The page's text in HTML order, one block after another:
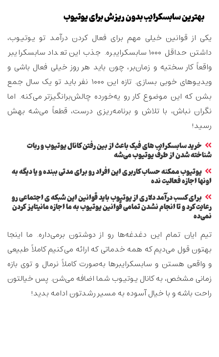
بهترین سابسکرایب بدون ریزش برای یوتیوب
یکی از قوانین خیلی مهم برای فعال کردن درآمد تو یوتیوب،
داشتن حداقل ۱۰۰۰ سابسکرایبره. جذب این تعداد سابسکرایبر
واقعاً کار سختیه و زمان‌بر، چون باید هر روز خیلی فعال باشی و
ویدیوهای خوبی بسازی. تازه این ۱۰۰۰ نفر باید تو یک سال جمع
بشن که این موضوع کار رو یه‌خورده چالش‌برانگیزتر می‌کنه. اما
نگران نباش، با تلاش و برنامه‌ریزی درست، قطعاً می‌شه بهش
رسید!
خرید سابسکرایب های فیک باعث از بین رفتن کانال یوتیوب و ربات
شناخته شدن از طرف یوتیوب می‌شه
یوتیوب ممکنه حساب کاربری این افراد رو برای مدتی ببنده و یا دیگه به
اونها اجازه فعالیت نده
برای کسب درآمد دلاری از یوتیوب باید قوانین این شبکه ی اجتماعی رو
رعایت کرد و تا انجام نشدن تمامی قوانین یوتیوب به ما اجازه مانیتایز کردن
نمی‌ده
تیم ایان تمام این دغدغه‌ها رو از دوشتون برمی‌داره. ما اینجا
بهتون قول می‌دیم که همه خدماتی که ارائه می‌کنیم کاملاً طبیعی
و واقعی هستن و سابسکرایبرها به‌صورت کاملاً نرمال و توی بازه
زمانی مشخص، به کانال یوتیوب شما اضافه می‌شن. پس خیالتون
راحت باشه و با خیال آسوده به مسیر رشدتون ادامه بدید!